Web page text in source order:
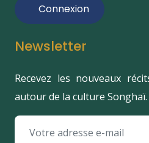
Connexion
Newsletter
Recevez les nouveaux
autour de la culture Songhaï.